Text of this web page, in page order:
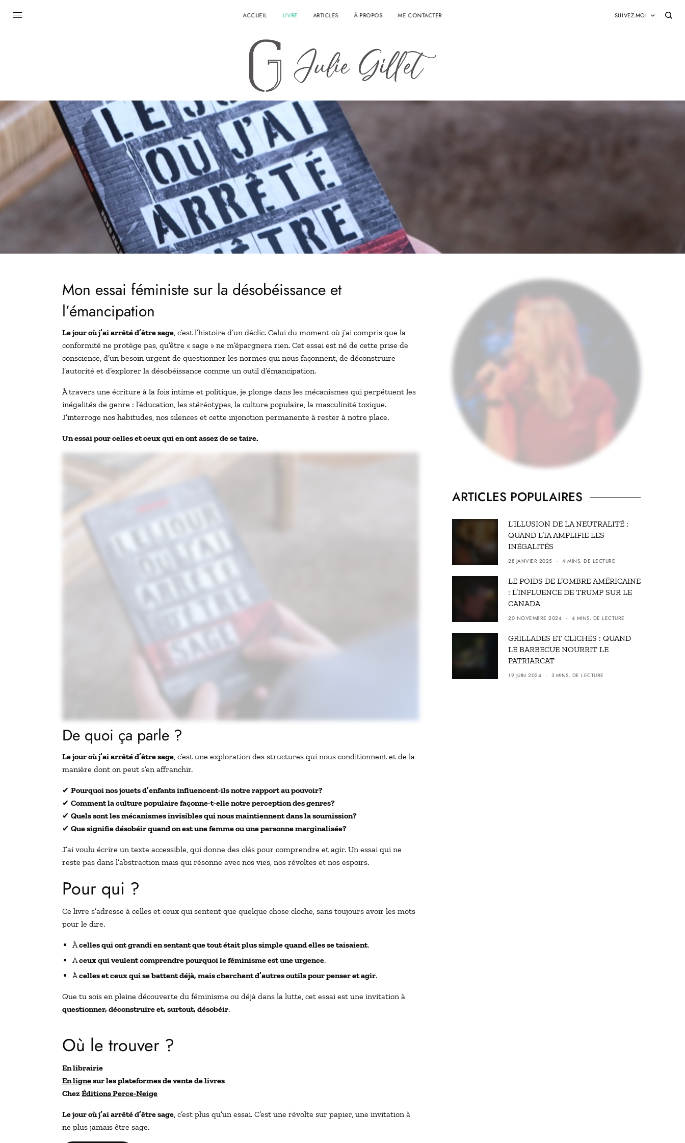
ACCUEIL LIVRE ARTICLES À PROPOS ME CONTACTER SUIVEZ-MOI
Mon essai féministe sur la désobéissance et
l’émancipation
Le jour où j’ai arrêté d’être sage, c’est l’histoire d’un déclic. Celui du moment où j’ai compris que la
conformité ne protège pas, qu’être « sage » ne m’épargnera rien. Cet essai est né de cette prise de
conscience, d’un besoin urgent de questionner les normes qui nous façonnent, de déconstruire
l’autorité et d’explorer la désobéissance comme un outil d’émancipation.
À travers une écriture à la fois intime et politique, je plonge dans les mécanismes qui perpétuent les
inégalités de genre : l’éducation, les stéréotypes, la culture populaire, la masculinité toxique.
J’interroge nos habitudes, nos silences et cette injonction permanente à rester à notre place.
Un essai pour celles et ceux qui en ont assez de se taire.
De quoi ça parle ?
Le jour où j’ai arrêté d’être sage, c’est une exploration des structures qui nous conditionnent et de la
manière dont on peut s’en affranchir.
✔Pourquoi nos jouets d’enfants influencent-ils notre rapport au pouvoir?
✔Comment la culture populaire façonne-t-elle notre perception des genres?
✔Quels sont les mécanismes invisibles qui nous maintiennent dans la soumission?
✔Que signifie désobéir quand on est une femme ou une personne marginalisée?
J’ai voulu écrire un texte accessible, qui donne des clés pour comprendre et agir. Un essai qui ne
reste pas dans l’abstraction mais qui résonne avec nos vies, nos révoltes et nos espoirs.
Pour qui ?
Ce livre s’adresse à celles et ceux qui sentent que quelque chose cloche, sans toujours avoir les mots
pour le dire.
Àcelles qui ont grandi en sentant que tout était plus simple quand elles se taisaient.
Àceux qui veulent comprendre pourquoi le féminisme est une urgence.
Àcelles et ceux qui se battent déjà, mais cherchent d’autres outils pour penser et agir.
Que tu sois en pleine découverte du féminisme ou déjà dans la lutte, cet essai est une invitation à
questionner, déconstruire et, surtout, désobéir.
Où le trouver ?
En librairie
En lignesur les plateformes de vente de livres
ChezÉditions Perce-Neige
Le jour où j’ai arrêté d’être sage, c’est plus qu’un essai. C’est une révolte sur papier, une invitation à
ne plus jamais être sage.
ARTICLES POPULAIRES
L’ILLUSION DE LA NEUTRALITÉ :
QUAND L’IA AMPLIFIE LES
INÉGALITÉS
28 JANVIER 2025 4 MINS. DE LECTURE
LE POIDS DE L’OMBRE AMÉRICAINE
: L’INFLUENCE DE TRUMP SUR LE
CANADA
20 NOVEMBRE 2024 4 MINS. DE LECTURE
GRILLADES ET CLICHÉS : QUAND
LE BARBECUE NOURRIT LE
PATRIARCAT
19 JUIN 2024 3 MINS. DE LECTURE